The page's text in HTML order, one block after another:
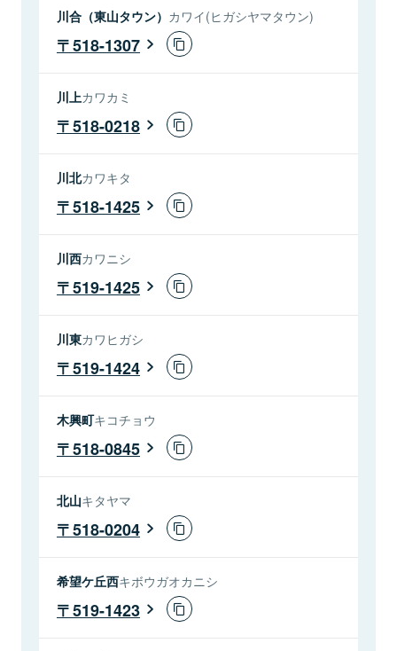
川合（東山タウン） カワイ(ヒガシヤマタウン)
518-1307
川上カワカミ
518-0218
川北カワキタ
518-1425
川西カワニシ
519-1425
川東カワヒガシ
519-1424
木興町キコチョウ
518-0845
北山キタヤマ
518-0204
希望ケ丘西キボウガオカニシ
519-1423